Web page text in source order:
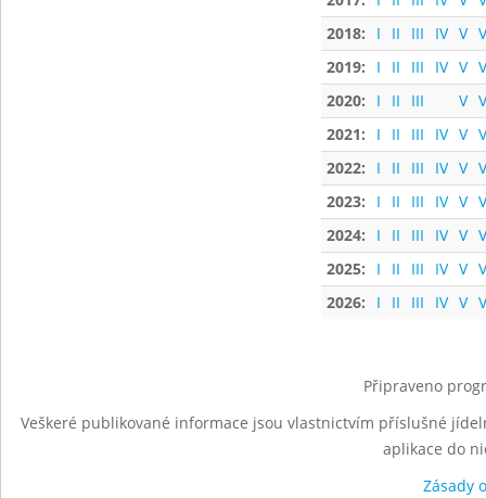
2018:
I II III IV V
2019:
I II III IV V
2020:
I II III V
2021:
I II III IV V
2022:
I II III IV V
2023:
I II III IV V
2024:
I II III IV V
2025:
I II III IV V
2026:
I II III IV V
Připraveno
Veškeré publikované informace jsou vlastnictvím příslušné
aplikace do
Zásady